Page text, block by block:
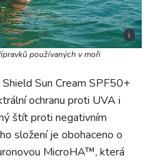
i
používaných v moři
Sun Cream SPF50+
ochranu proti UVA i
štít proti negativním
složení je obohaceno o
MicroHA™, která